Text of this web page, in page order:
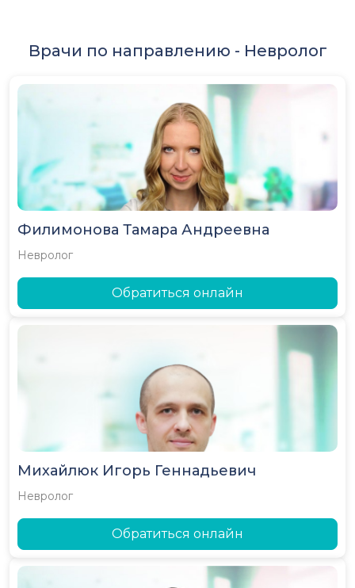
Врачи по направлению - Невролог
Филимонова Тамара Андреевна
Невролог
Обратиться онлайн
Михайлюк Игорь Геннадьевич
Невролог
Обратиться онлайн